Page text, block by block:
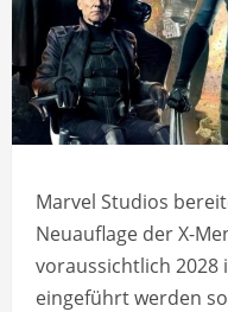
Marvel Studios
Neuauflage der X-
voraussichtlich 2028
eingeführt werden